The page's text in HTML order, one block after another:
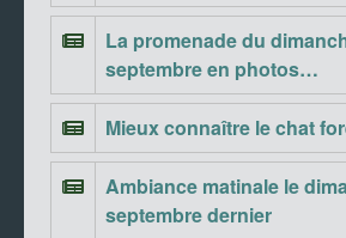
La promenade du
septembre en photos…
Mieux connaître le chat
Ambiance matinale le
septembre dernier